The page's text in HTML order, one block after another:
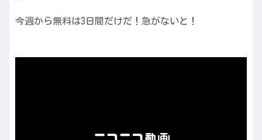
今週から無料は3日間だけだ！急がないと！